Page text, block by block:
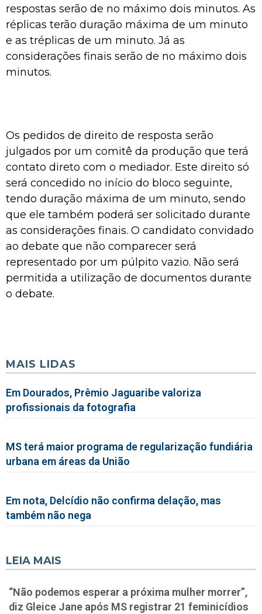
respostas serão de no máximo dois minutos. As
réplicas terão duração máxima de um minuto
e as tréplicas de um minuto. Já as
considerações finais serão de no máximo dois
minutos.
Os pedidos de direito de resposta serão
julgados por um comitê da produção que terá
contato direto com o mediador. Este direito só
será concedido no início do bloco seguinte,
tendo duração máxima de um minuto, sendo
que ele também poderá ser solicitado durante
as considerações finais. O candidato convidado
ao debate que não comparecer será
representado por um púlpito vazio. Não será
permitida a utilização de documentos durante
o debate.
MAIS LIDAS
Em Dourados, Prêmio Jaguaribe valoriza
profissionais da fotografia
MS terá maior programa de regularização fundiária
urbana em áreas da União
Em nota, Delcídio não confirma delação, mas
também não nega
LEIA MAIS
“Não podemos esperar a próxima mulher morrer”,
diz Gleice Jane após MS registrar 21 feminicídios